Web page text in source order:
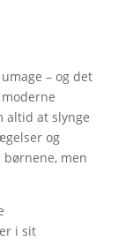
– og det
altid at slynge
og
men
i sit